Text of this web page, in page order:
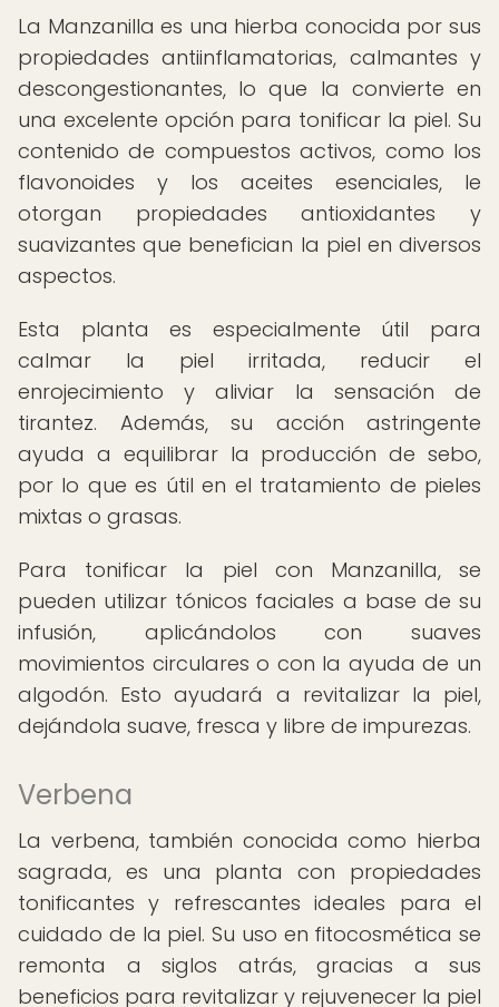
La Manzanilla es una hierba conocida por sus
propiedades antiinflamatorias, calmantes y
descongestionantes, lo que la convierte en
una excelente opción para tonificar la piel. Su
contenido de compuestos activos, como los
flavonoides y los aceites esenciales, le
otorgan propiedades antioxidantes y
suavizantes que benefician la piel en diversos
aspectos.
Esta planta es especialmente útil para
calmar la piel irritada, reducir el
enrojecimiento y aliviar la sensación de
tirantez. Además, su acción astringente
ayuda a equilibrar la producción de sebo,
por lo que es útil en el tratamiento de pieles
mixtas o grasas.
Para tonificar la piel con Manzanilla, se
pueden utilizar tónicos faciales a base de su
infusión, aplicándolos con suaves
movimientos circulares o con la ayuda de un
algodón. Esto ayudará a revitalizar la piel,
dejándola suave, fresca y libre de impurezas.
Verbena
La verbena, también conocida como hierba
sagrada, es una planta con propiedades
tonificantes y refrescantes ideales para el
cuidado de la piel. Su uso en fitocosmética se
remonta a siglos atrás, gracias a sus
beneficios para revitalizar y rejuvenecer la piel